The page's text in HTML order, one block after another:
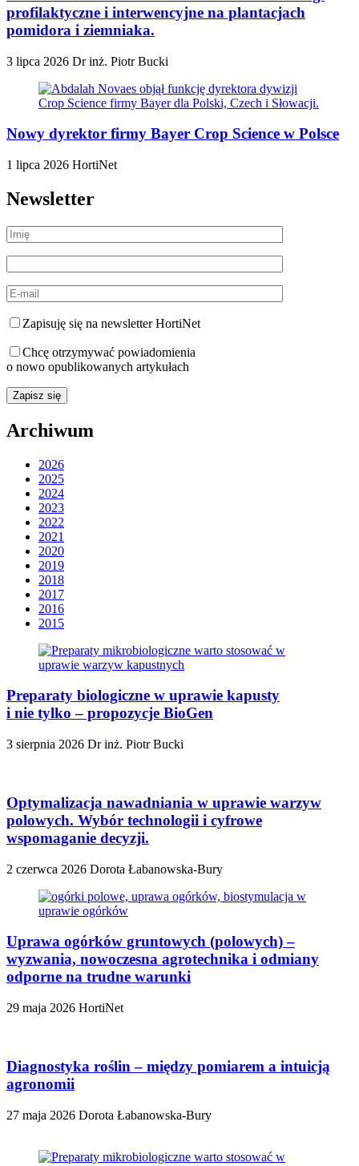
profilaktyczne i interwencyjne na plantacjach
pomidora i ziemniaka.
3 lipca 2026 Dr inż. Piotr Bucki
Nowy dyrektor firmy Bayer Crop Science w Polsce
1 lipca 2026 HortiNet
Newsletter
Zapisuję się na newsletter HortiNet
Chcę otrzymywać powiadomienia
o nowo opublikowanych artykułach
Archiwum
2026
2025
2024
2023
2022
2021
2020
2019
2018
2017
2016
2015
Preparaty biologiczne w uprawie kapusty
i nie tylko – propozycje BioGen
3 sierpnia 2026 Dr inż. Piotr Bucki
Optymalizacja nawadniania w uprawie warzyw
polowych. Wybór technologii i cyfrowe
wspomaganie decyzji.
2 czerwca 2026 Dorota Łabanowska-Bury
Uprawa ogórków gruntowych (polowych) –
wyzwania, nowoczesna agrotechnika i odmiany
odporne na trudne warunki
29 maja 2026 HortiNet
Diagnostyka roślin – między pomiarem a intuicją
agronomii
27 maja 2026 Dorota Łabanowska-Bury